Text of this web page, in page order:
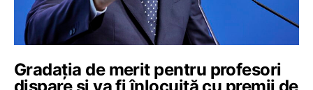
Gradația de merit pentru profesori